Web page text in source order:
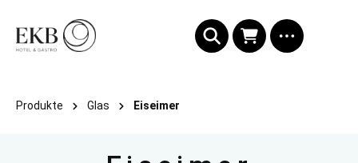
Produkte Glas Eiseimer